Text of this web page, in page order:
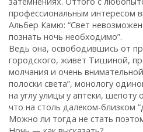
профессиональным интересом
Альбер Камю: “Свет
познать ночь необходимо”.
Ведь она, освободившись от
городского, живет Тишиной,
молчания и очень
полоски света”, монологу
на углу улицы у аптеки, шепоту
что на столь далеком-близком
Можно ли тогда не стать